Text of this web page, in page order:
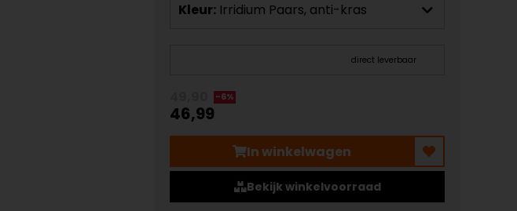
Kleur: Irridium Paars, anti-kras
direct leverbaar
-6%
46,99
In winkelwagen
Bekijk winkelvoorraad